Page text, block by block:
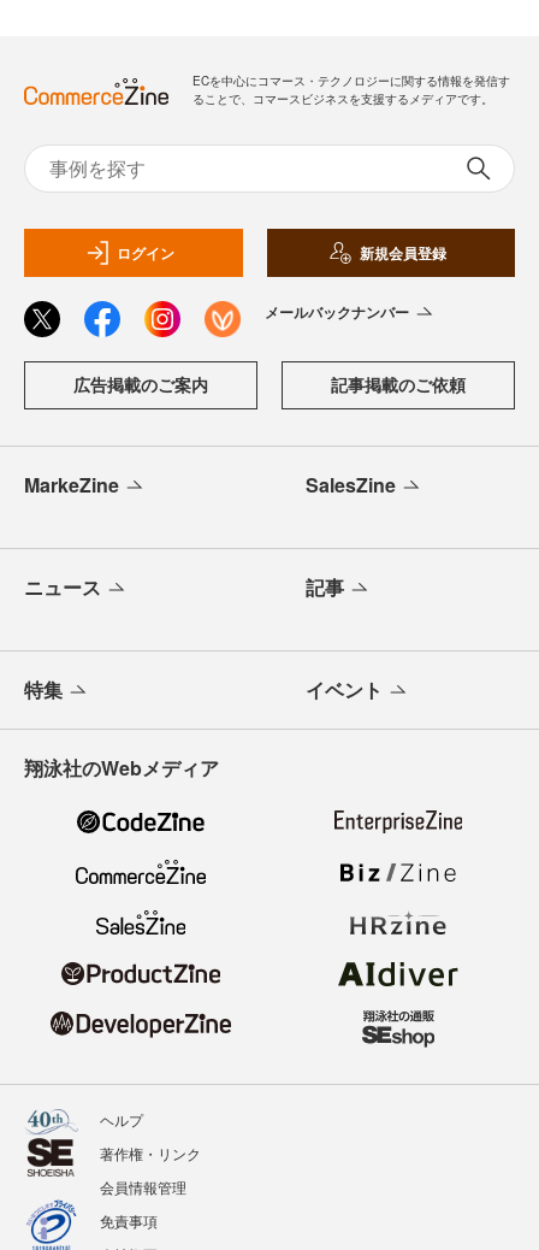
ECを中心にコマース・テクノロジーに関する情報を発信す
ることで、コマースビジネスを支援するメディアです。
ログイン 新規会員登録
メールバックナンバー
広告掲載のご案内 記事掲載のご依頼
MarkeZine SalesZine
ニュース 記事
特集 イベント
翔泳社のWebメディア
ヘルプ
著作権・リンク
会員情報管理
免責事項